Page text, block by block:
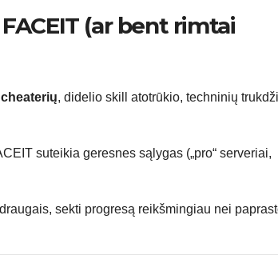
(ar bent rimtai
cheaterių, didelio skill atotrūkio, techninių
suteikia geresnes sąlygas („pro“ serveriai,
sekti progresą reikšmingiau nei